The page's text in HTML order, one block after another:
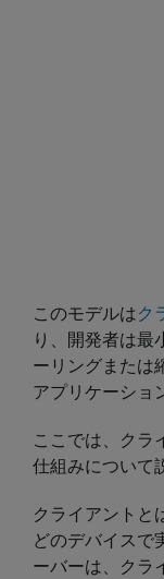
このモデルはク
り、開発者は最
ーリングまたは
アプリケーショ
ここでは、クラ
仕組みについて
クライアントと
どのデバイスで
ーバーは、クラ